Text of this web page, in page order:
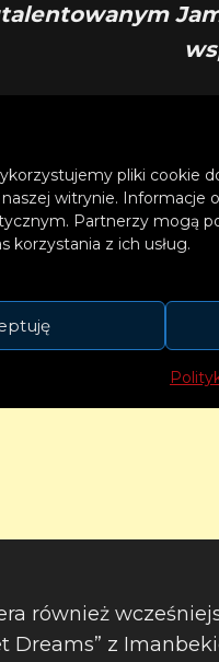
pliki cookie
witrynie.
Partnerzy mogą
korzystania z ich usług.
również
Dreams” z